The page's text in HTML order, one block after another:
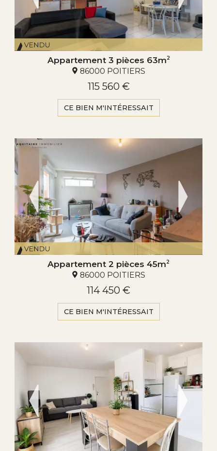
Appartement 3 pièces 63m2
86000 POITIERS
115 560 €
CE BIEN M'INTÉRESSAIT
Appartement 2 pièces 45m2
86000 POITIERS
114 450 €
CE BIEN M'INTÉRESSAIT